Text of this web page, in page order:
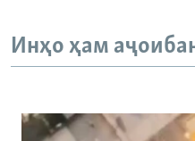
Инҳо ҳам